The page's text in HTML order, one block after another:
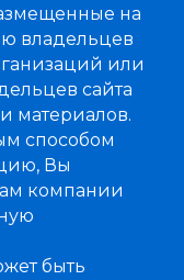
на
владельцев
или
сайта
материалов.
способом
Вы
компании
быть